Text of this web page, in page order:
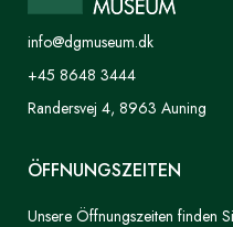
info@dgmuseum.dk
+45 8648 3444
Randersvej 4, 8963 Auning
ÖFFNUNGSZEITEN
Unsere Öffnungszeiten finden